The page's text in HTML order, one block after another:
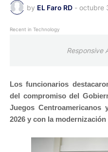
by EL Faro RD - octubre
Recent in Technology
Responsive
Los funcionarios
del compromiso del
Juegos Centroamericanos
2026 y con la